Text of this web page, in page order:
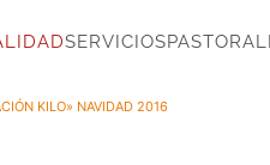
SERVICIOSPASTORAL
KILO» NAVIDAD 2016